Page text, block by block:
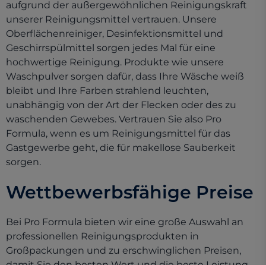
aufgrund der außergewöhnlichen Reinigungskraft
unserer Reinigungsmittel vertrauen. Unsere
Oberflächenreiniger, Desinfektionsmittel und
Geschirrspülmittel sorgen jedes Mal für eine
hochwertige Reinigung. Produkte wie unsere
Waschpulver sorgen dafür, dass Ihre Wäsche weiß
bleibt und Ihre Farben strahlend leuchten,
unabhängig von der Art der Flecken oder des zu
waschenden Gewebes. Vertrauen Sie also Pro
Formula, wenn es um Reinigungsmittel für das
Gastgewerbe geht, die für makellose Sauberkeit
sorgen.
Wettbewerbsfähige Preise
Bei Pro Formula bieten wir eine große Auswahl an
professionellen Reinigungsprodukten in
Großpackungen und zu erschwinglichen Preisen,